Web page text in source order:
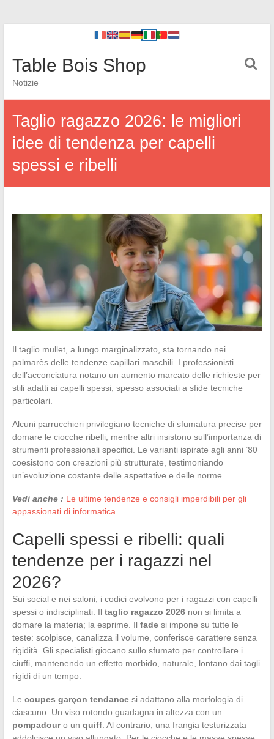
Table Bois Shop
Notizie
Taglio ragazzo 2026: le migliori
idee di tendenza per capelli
spessi e ribelli
Il taglio mullet, a lungo marginalizzato, sta tornando nei
palmarès delle tendenze capillari maschili. I professionisti
dell’acconciatura notano un aumento marcato delle richieste per
stili adatti ai capelli spessi, spesso associati a sfide tecniche
particolari.
Alcuni parrucchieri privilegiano tecniche di sfumatura precise per
domare le ciocche ribelli, mentre altri insistono sull’importanza di
strumenti professionali specifici. Le varianti ispirate agli anni ’80
coesistono con creazioni più strutturate, testimoniando
un’evoluzione costante delle aspettative e delle norme.
Vedi anche : Le ultime tendenze e consigli imperdibili per gli
appassionati di informatica
Capelli spessi e ribelli: quali
tendenze per i ragazzi nel
2026?
Sui social e nei saloni, i codici evolvono per i ragazzi con capelli
spessi o indisciplinati. Il taglio ragazzo 2026non si limita a
domare la materia; la esprime. Il fadesi impone su tutte le
teste: scolpisce, canalizza il volume, conferisce carattere senza
rigidità. Gli specialisti giocano sullo sfumato per controllare i
ciuffi, mantenendo un effetto morbido, naturale, lontano dai tagli
rigidi di un tempo.
Le coupes garçon tendancesi adattano alla morfologia di
ciascuno. Un viso rotondo guadagna in altezza con un
pompadouro un quiff. Al contrario, una frangia testurizzata